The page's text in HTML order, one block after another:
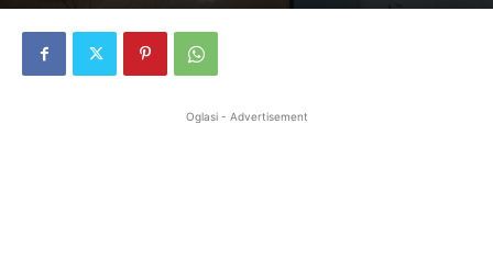
Oglasi - Advertisement